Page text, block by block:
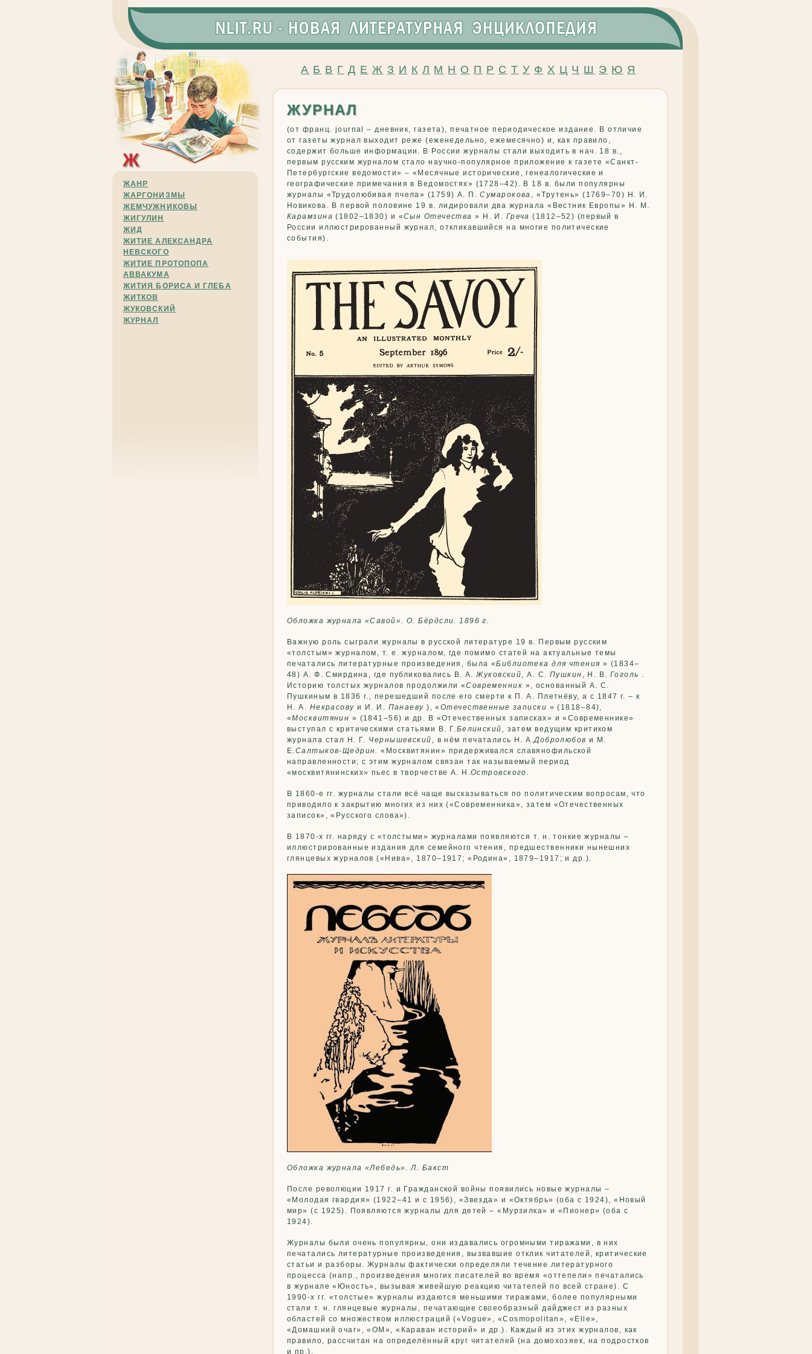
Ж
ЖАНР
ЖАРГОНИЗМЫ
ЖЕМЧУЖНИКОВЫ
ЖИГУЛИН
ЖИД
ЖИТИЕ АЛЕКСАНДРА
НЕВСКОГО
ЖИТИЕ ПРОТОПОПА
АВВАКУМА
ЖИТИЯ БОРИСА И ГЛЕБА
ЖИТКОВ
ЖУКОВСКИЙ
ЖУРНАЛ
А Б В Г Д Е Ж З И К Л М Н О П Р С Т У Ф Х Ц Ч Ш Э Ю Я
ЖУРНАЛ
(от франц. journal – дневник, газета), печатное периодическое издание. В отличие
от газеты журнал выходит реже (еженедельно, ежемесячно) и, как правило,
содержит больше информации. В России журналы стали выходить в нач. 18 в.,
первым русским журналом стало научно-популярное приложение к газете «Санкт-
Петербургские ведомости» – «Месячные исторические, генеалогические и
географические примечания в Ведомостях» (1728–42). В 18 в. были популярны
журналы «Трудолюбивая пчела» (1759) А. П.Сумарокова , «Трутень» (1769–70) Н. И.
Новикова. В первой половине 19 в. лидировали два журнала «Вестник Европы» Н. М.
Карамзина (1802–1830) и «Сын Отечества » Н. И. Греча (1812–52) (первый в
России иллюстрированный журнал, откликавшийся на многие политические
события).
Обложка журнала «Савой». О. Бёрдсли. 1896 г.
Важную роль сыграли журналы в русской литературе 19 в. Первым русским
«толстым» журналом, т. е. журналом, где помимо статей на актуальные темы
печатались литературные произведения, была «Библиотека для чтения » (1834–
48) А. Ф. Смирдина, где публиковались В. А.Жуковский, А. С. Пушкин , Н. В.Гоголь .
Историю толстых журналов продолжили «Современник », основанный А. С.
Пушкиным в 1836 г., перешедший после его смерти к П. А. Плетнёву, а с 1847 г. – к
Н. А. Некрасову и И. И. Панаеву ), « Отечественные записки » (1818–84),
«Москвитянин » (1841–56) и др. В «Отечественных записках» и «Современнике»
выступал с критическими статьями В. Г.Белинский, затем ведущим критиком
журнала стал Н. Г. Чернышевский, в нём печатались Н. А.Добролюбов и М.
Е.Салтыков-Щедрин. «Москвитянин» придерживался славянофильской
направленности; с этим журналом связан так называемый период
«москвитянинских» пьес в творчестве А. Н.Островского.
В 1860-е гг. журналы стали всё чаще высказываться по политическим вопросам, что
приводило к закрытию многих из них («Современника», затем «Отечественных
записок», «Русского слова»).
В 1870-х гг. наряду с «толстыми» журналами появляются т. н. тонкие журналы –
иллюстрированные издания для семейного чтения, предшественники нынешних
глянцевых журналов («Нива», 1870–1917; «Родина», 1879–1917; и др.).
Обложка журнала «Лебедь». Л. Бакст
После революции 1917 г. и Гражданской войны появились новые журналы –
«Молодая гвардия» (1922–41 и с 1956), «Звезда» и «Октябрь» (оба с 1924), «Новый
мир» (с 1925). Появляются журналы для детей – «Мурзилка» и «Пионер» (оба с
1924).
Журналы были очень популярны, они издавались огромными тиражами, в них
печатались литературные произведения, вызвавшие отклик читателей, критические
статьи и разборы. Журналы фактически определяли течение литературного
процесса (напр., произведения многих писателей во время «оттепели» печатались
в журнале «Юность», вызывая живейшую реакцию читателей по всей стране). С
1990-х гг. «толстые» журналы издаются меньшими тиражами, более популярными
стали т. н. глянцевые журналы, печатающие своеобразный дайджест из разных
областей со множеством иллюстраций («Vogue», «Cosmopolitan», «Elle»,
«Домашний очаг», «ОМ», «Караван историй» и др.). Каждый из этих журналов, как
правило, рассчитан на определённый круг читателей (на домохозяек, на подростков
и пр.).